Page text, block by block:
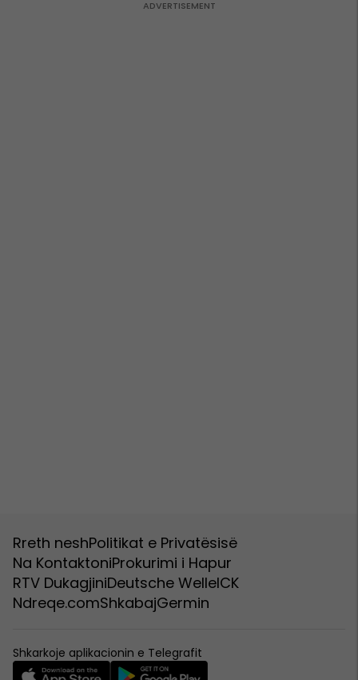
Rreth neshPolitikat e Privatësisë
Na KontaktoniProkurimi i Hapur
RTV DukagjiniDeutsche WelleICK
Ndreqe.comShkabajGermin
Shkarkoje aplikacionin e Telegrafit